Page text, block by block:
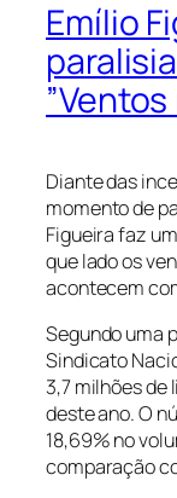
Emílio
”Ventos
Diante das
momento de
Figueira faz
que lado os
acontecem
Segundo uma
Sindicato
3,7 milhões
deste ano. O
18,69% no
comparação